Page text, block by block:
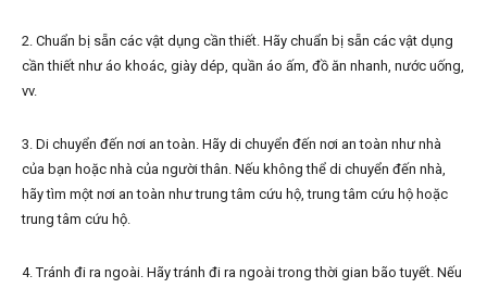
2. Chuẩn bị sẵn các vật dụng cần thiết. Hãy chuẩn bị sẵn các vật dụng
cần thiết như áo khoác, giày dép, quần áo ấm, đồ ăn nhanh, nước uống,
vv.
3. Di chuyển đến nơi an toàn. Hãy di chuyển đến nơi an toàn như nhà
của bạn hoặc nhà của người thân. Nếu không thể di chuyển đến nhà,
hãy tìm một nơi an toàn như trung tâm cứu hộ, trung tâm cứu hộ hoặc
trung tâm cứu hộ.
4. Tránh đi ra ngoài. Hãy tránh đi ra ngoài trong thời gian bão tuyết. Nếu